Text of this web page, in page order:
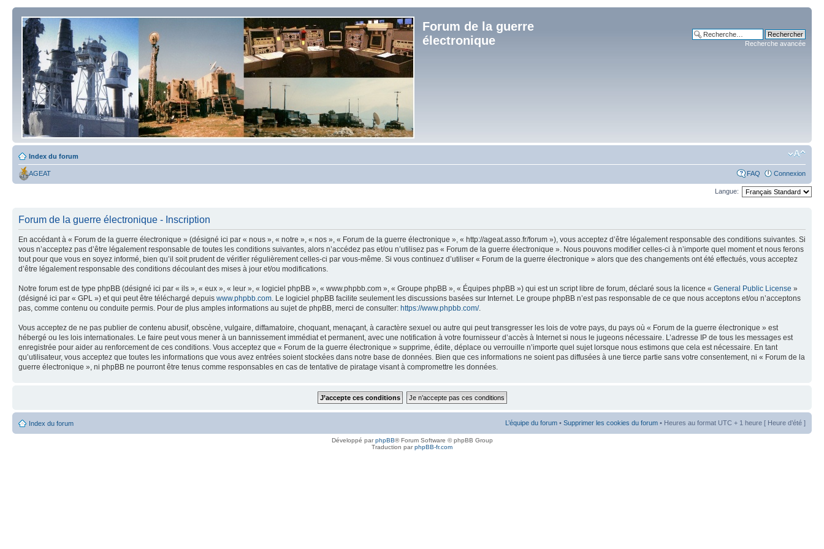
Forum de la guerre
électronique
Recherche avancée
Index du forum
AGEAT FAQ Connexion
Langue:
Forum de la guerre électronique - Inscription
En accédant à « Forum de la guerre électronique » (désigné ici par « nous », « notre », « nos », « Forum de la guerre électronique », « http://ageat.asso.fr/forum »), vous acceptez d’être légalement responsable des conditions suivantes. Si
vous n’acceptez pas d’être légalement responsable de toutes les conditions suivantes, alors n’accédez pas et/ou n’utilisez pas « Forum de la guerre électronique ». Nous pouvons modifier celles-ci à n’importe quel moment et nous ferons
tout pour que vous en soyez informé, bien qu’il soit prudent de vérifier régulièrement celles-ci par vous-même. Si vous continuez d’utiliser « Forum de la guerre électronique » alors que des changements ont été effectués, vous acceptez
d’être légalement responsable des conditions découlant des mises à jour et/ou modifications.
Notre forum est de type phpBB (désigné ici par « ils », « eux », « leur », « logiciel phpBB », « www.phpbb.com », « Groupe phpBB », « Équipes phpBB ») qui est un script libre de forum, déclaré sous la licence « General Public License »
(désigné ici par « GPL ») et qui peut être téléchargé depuis www.phpbb.com . Le logiciel phpBB facilite seulement les discussions basées sur Internet. Le groupe phpBB n’est pas responsable de ce que nous acceptons et/ou n’acceptons
pas, comme contenu ou conduite permis. Pour de plus amples informations au sujet de phpBB, merci de consulter: https://www.phpbb.com/.
Vous acceptez de ne pas publier de contenu abusif, obscène, vulgaire, diffamatoire, choquant, menaçant, à caractère sexuel ou autre qui peut transgresser les lois de votre pays, du pays où « Forum de la guerre électronique » est
hébergé ou les lois internationales. Le faire peut vous mener à un bannissement immédiat et permanent, avec une notification à votre fournisseur d’accès à Internet si nous le jugeons nécessaire. L’adresse IP de tous les messages est
enregistrée pour aider au renforcement de ces conditions. Vous acceptez que « Forum de la guerre électronique » supprime, édite, déplace ou verrouille n’importe quel sujet lorsque nous estimons que cela est nécessaire. En tant
qu’utilisateur, vous acceptez que toutes les informations que vous avez entrées soient stockées dans notre base de données. Bien que ces informations ne soient pas diffusées à une tierce partie sans votre consentement, ni « Forum de la
guerre électronique », ni phpBB ne pourront être tenus comme responsables en cas de tentative de piratage visant à compromettre les données.
Index du forum L’équipe du forum • Supprimer les cookies du forum • Heures au format UTC + 1 heure [ Heure d’été ]
Développé parphpBB® Forum Software © phpBB Group
Traduction parphpBB-fr.com